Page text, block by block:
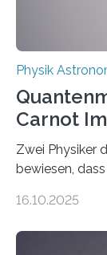
Physik
Carnot
Zwei Physiker
bewiesen,
16.10.2025